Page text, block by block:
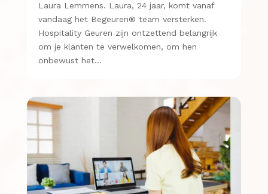
Laura Lemmens. Laura, 24 jaar, komt vanaf
vandaag het Begeuren® team versterken.
Hospitality Geuren zijn ontzettend belangrijk
om je klanten te verwelkomen, om hen
onbewust het…